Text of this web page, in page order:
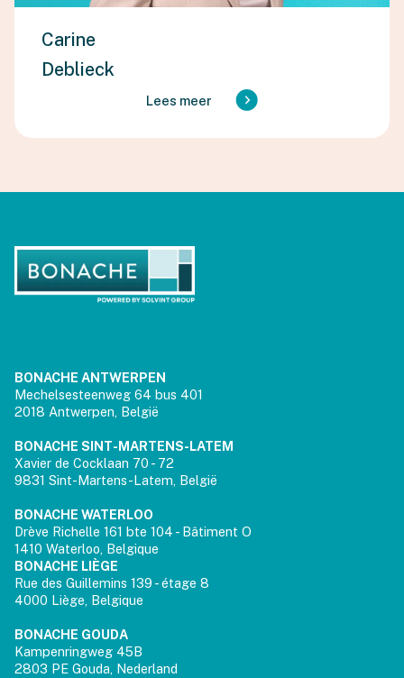
Carine
Deblieck
Lees meer
BONACHE ANTWERPEN
Mechelsesteenweg 64 bus 401
2018 Antwerpen, België
BONACHE SINT-MARTENS-LATEM
Xavier de Cocklaan 70 - 72
9831 Sint-Martens-Latem, België
BONACHE WATERLOO
Drève Richelle 161 bte 104 - Bâtiment O
1410 Waterloo, Belgique
BONACHE LIÈGE
Rue des Guillemins 139 - étage 8
4000 Liège, Belgique
BONACHE GOUDA
Kampenringweg 45B
2803 PE Gouda, Nederland